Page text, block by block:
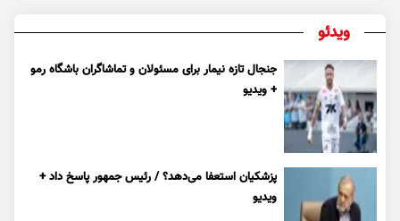
ویدئو
جنجال تازه نیمار برای مسئولان و تماشاگران باشگاه رمو
+ ویدیو
پزشکیان استعفا می‌دهد؟ / رئیس جمهور پاسخ داد +
ویدیو